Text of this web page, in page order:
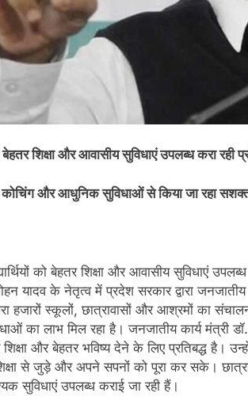
बेहतर शिक्षा और आवासीय सुविधाएं उपलब्ध करा रही
कोचिंग और आधुनिक सुविधाओं से किया जा रहा
को बेहतर शिक्षा और आवासीय सुविधाएं
यादव के नेतृत्‍व में प्रदेश सरकार द्वारा
हजारों स्कूलों, छात्रावासों और आश्रमों का संचालन
का लाभ मिल रहा है। जनजातीय कार्य मंत्री
शिक्षा और बेहतर भविष्य देने के लिए प्रतिबद्ध
से जुड़े और अपने सपनों को पूरा कर सके।
सुविधाएं उपलब्ध कराई जा रही हैं।